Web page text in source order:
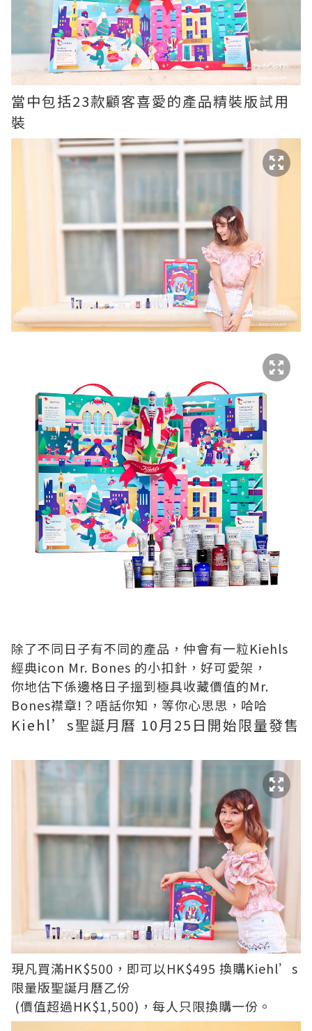
當中包括23款顧客喜愛的產品精裝版試用
裝
除了不同日子有不同的產品，仲會有一粒Kiehls
經典icon Mr. Bones 的小扣針，好可愛架，
你地估下係邊格日子搵到極具收藏價值的Mr.
Bones襟章!？唔話你知，等你心思思，哈哈
Kiehl’s聖誕月曆 10月25日開始限量發售
現凡買滿HK$500，即可以HK$495 換購Kiehl’s
限量版聖誕月曆乙份
(價值超過HK$1,500)，每人只限換購一份。